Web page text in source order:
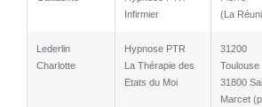
Infirmier
(La
Lederlin
Charlotte
Hypnose PTR
La Thérapie des
Etats du Moi
31200
Toulouse
31800
Marcet